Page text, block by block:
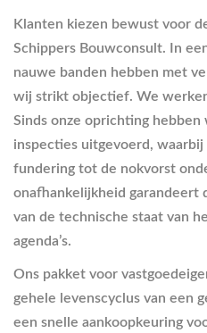
Klanten kiezen bewust voor
Schippers Bouwconsult. In
nauwe banden hebben met
wij strikt objectief. We
Sinds onze oprichting hebben
inspecties uitgevoerd,
fundering tot de nokvorst
onafhankelijkheid garandeert
van de technische staat van
agenda’s.
Ons pakket voor
gehele levenscyclus van een
een snelle aankoopkeuring